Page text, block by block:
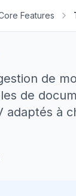
Features
de
de
adaptés à